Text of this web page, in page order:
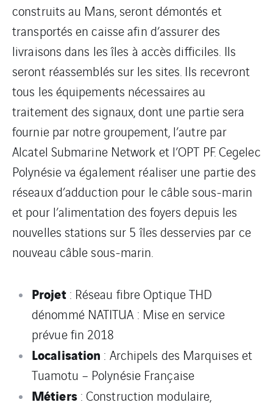
construits au Mans, seront démontés et
transportés en caisse afin d’assurer des
livraisons dans les îles à accès difficiles. Ils
seront réassemblés sur les sites. Ils recevront
tous les équipements nécessaires au
traitement des signaux, dont une partie sera
fournie par notre groupement, l’autre par
Alcatel Submarine Network et l’OPT PF. Cegelec
Polynésie va également réaliser une partie des
réseaux d’adduction pour le câble sous-marin
et pour l’alimentation des foyers depuis les
nouvelles stations sur 5 îles desservies par ce
nouveau câble sous-marin.
Projet: Réseau fibre Optique THD
dénommé NATITUA : Mise en service
prévue fin 2018
Localisation : Archipels des Marquises et
Tuamotu – Polynésie Française
Métiers: Construction modulaire,